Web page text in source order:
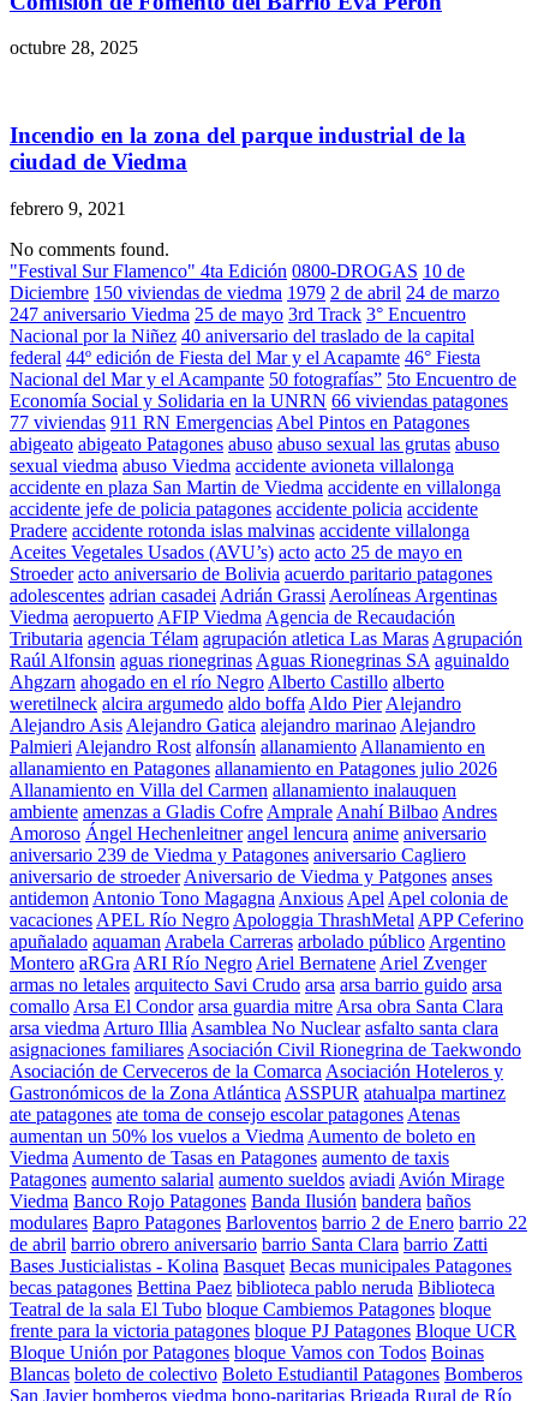
octubre 28, 2025
Incendio en la zona del parque industrial de la
ciudad de Viedma
febrero 9, 2021
No comments found.
"Festival Sur Flamenco" 4ta Edición 0800-DROGAS 10 de
Diciembre 150 viviendas de viedma 1979 2 de abril 24 de marzo
247 aniversario Viedma 25 de mayo 3rd Track 3° Encuentro
Nacional por la Niñez 40 aniversario del traslado de la capital
federal 44º edición de Fiesta del Mar y el Acapamte 46° Fiesta
Nacional del Mar y el Acampante 50 fotografías” 5to Encuentro de
Economía Social y Solidaria en la UNRN 66 viviendas patagones
77 viviendas 911 RN Emergencias Abel Pintos en Patagones
abigeato abigeato Patagones abuso abuso sexual las grutas abuso
sexual viedma abuso Viedma accidente avioneta villalonga
accidente en plaza San Martin de Viedma accidente en villalonga
accidente jefe de policia patagones accidente policia accidente
Pradere accidente rotonda islas malvinas accidente villalonga
Aceites Vegetales Usados (AVU’s) acto acto 25 de mayo en
Stroeder acto aniversario de Bolivia acuerdo paritario patagones
adolescentes adrian casadei Adrián Grassi Aerolíneas Argentinas
Viedma aeropuerto AFIP Viedma Agencia de Recaudación
Tributaria agencia Télam agrupación atletica Las Maras Agrupación
Raúl Alfonsin aguas rionegrinas Aguas Rionegrinas SA aguinaldo
Ahgzarn ahogado en el río Negro Alberto Castillo alberto
weretilneck alcira argumedo aldo boffa Aldo Pier Alejandro
Alejandro Asis Alejandro Gatica alejandro marinao Alejandro
Palmieri Alejandro Rost alfonsín allanamiento Allanamiento en
allanamiento en Patagones allanamiento en Patagones julio 2026
Allanamiento en Villa del Carmen allanamiento inalauquen
ambiente amenzas a Gladis Cofre Amprale Anahí Bilbao Andres
Amoroso Ángel Hechenleitner angel lencura anime aniversario
aniversario 239 de Viedma y Patagones aniversario Cagliero
aniversario de stroeder Aniversario de Viedma y Patgones anses
antidemon Antonio Tono Magagna Anxious Apel Apel colonia de
vacaciones APEL Río Negro Apologgia ThrashMetal APP Ceferino
apuñalado aquaman Arabela Carreras arbolado público Argentino
Montero aRGra ARI Río Negro Ariel Bernatene Ariel Zvenger
armas no letales arquitecto Savi Crudo arsa arsa barrio guido arsa
comallo Arsa El Condor arsa guardia mitre Arsa obra Santa Clara
arsa viedma Arturo Illia Asamblea No Nuclear asfalto santa clara
asignaciones familiares Asociación Civil Rionegrina de Taekwondo
Asociación de Cerveceros de la Comarca Asociación Hoteleros y
Gastronómicos de la Zona Atlántica ASSPUR atahualpa martinez
ate patagones ate toma de consejo escolar patagones Atenas
aumentan un 50% los vuelos a Viedma Aumento de boleto en
Viedma Aumento de Tasas en Patagones aumento de taxis
Patagones aumento salarial aumento sueldos aviadi Avión Mirage
Viedma Banco Rojo Patagones Banda Ilusión bandera baños
modulares Bapro Patagones Barloventos barrio 2 de Enero barrio 22
de abril barrio obrero aniversario barrio Santa Clara barrio Zatti
Bases Justicialistas - Kolina Basquet Becas municipales Patagones
becas patagones Bettina Paez biblioteca pablo neruda Biblioteca
Teatral de la sala El Tubo bloque Cambiemos Patagones bloque
frente para la victoria patagones bloque PJ Patagones Bloque UCR
Bloque Unión por Patagones bloque Vamos con Todos Boinas
Blancas boleto de colectivo Boleto Estudiantil Patagones Bomberos
San Javier bomberos viedma bono-paritarias Brigada Rural de Río